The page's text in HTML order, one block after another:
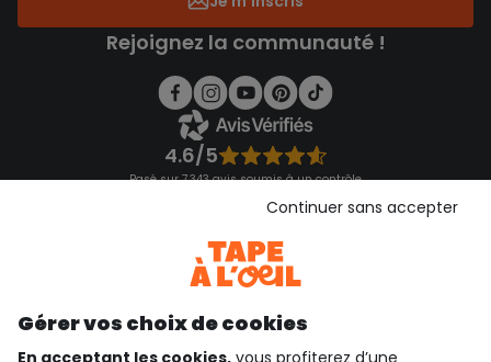
Rejoignez la communauté !
4.6/5
Basé sur 7 343 avis soumis à un contrôle
Consulter les CGU
Gérer vos choix de cookies
En acceptant les cookies, vous profiterez d’une
Continuer sans accepter